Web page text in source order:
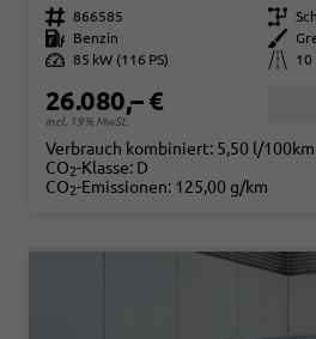
Fahrzeugnr. 866585 Getriebe
Kraftstoff
Benzin Außenfarbe
Leistung 85 kW (116 PS) Kilometerstand 10
26.080,– €
incl. 19% MwSt.
Verbrauch kombiniert: 5,50 l/100km
CO2-Klasse: D
CO2-Emissionen: 125,00 g/km